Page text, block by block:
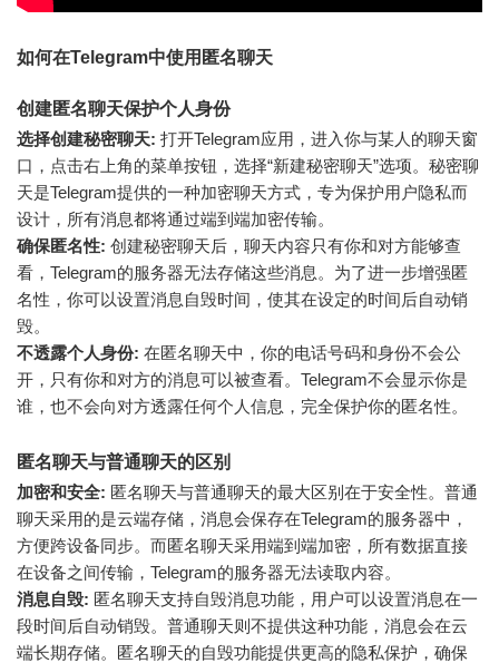
如何在Telegram中使用匿名聊天
创建匿名聊天保护个人身份
选择创建秘密聊天: 打开Telegram应用，进入你与某人的聊天窗
口，点击右上角的菜单按钮，选择“新建秘密聊天”选项。秘密聊
天是Telegram提供的一种加密聊天方式，专为保护用户隐私而
设计，所有消息都将通过端到端加密传输。
确保匿名性: 创建秘密聊天后，聊天内容只有你和对方能够查
看，Telegram的服务器无法存储这些消息。为了进一步增强匿
名性，你可以设置消息自毁时间，使其在设定的时间后自动销
毁。
不透露个人身份: 在匿名聊天中，你的电话号码和身份不会公
开，只有你和对方的消息可以被查看。Telegram不会显示你是
谁，也不会向对方透露任何个人信息，完全保护你的匿名性。
匿名聊天与普通聊天的区别
加密和安全: 匿名聊天与普通聊天的最大区别在于安全性。普通
聊天采用的是云端存储，消息会保存在Telegram的服务器中，
方便跨设备同步。而匿名聊天采用端到端加密，所有数据直接
在设备之间传输，Telegram的服务器无法读取内容。
消息自毁: 匿名聊天支持自毁消息功能，用户可以设置消息在一
段时间后自动销毁。普通聊天则不提供这种功能，消息会在云
端长期存储。匿名聊天的自毁功能提供更高的隐私保护，确保